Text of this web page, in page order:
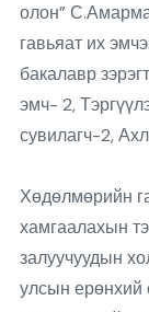
олон”
гавьяат их
бакалавр
эмч- 2,
сувилагч-2,
Хөдөлмөрийн
хамгаалахын
залуучуудын
улсын ерөнхий